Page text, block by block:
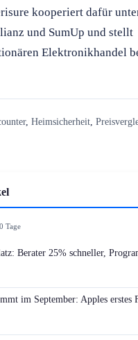
kooperiert dafür
und SumUp und stellt
Elektronikhandel
, Heimsicherheit
Tage
Berater 25% schneller,
im September: Apples erstes